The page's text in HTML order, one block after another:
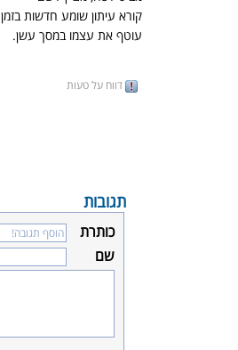
קורא עיתון שומע חדשות בזמן
עוטף את עצמו במסך עשן.
דווח על טעות
תגובות
כותרת
שם